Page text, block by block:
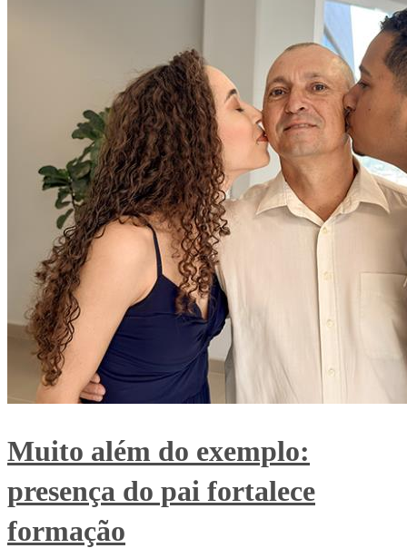
Muito além do exemplo:
presença do pai fortalece
formação